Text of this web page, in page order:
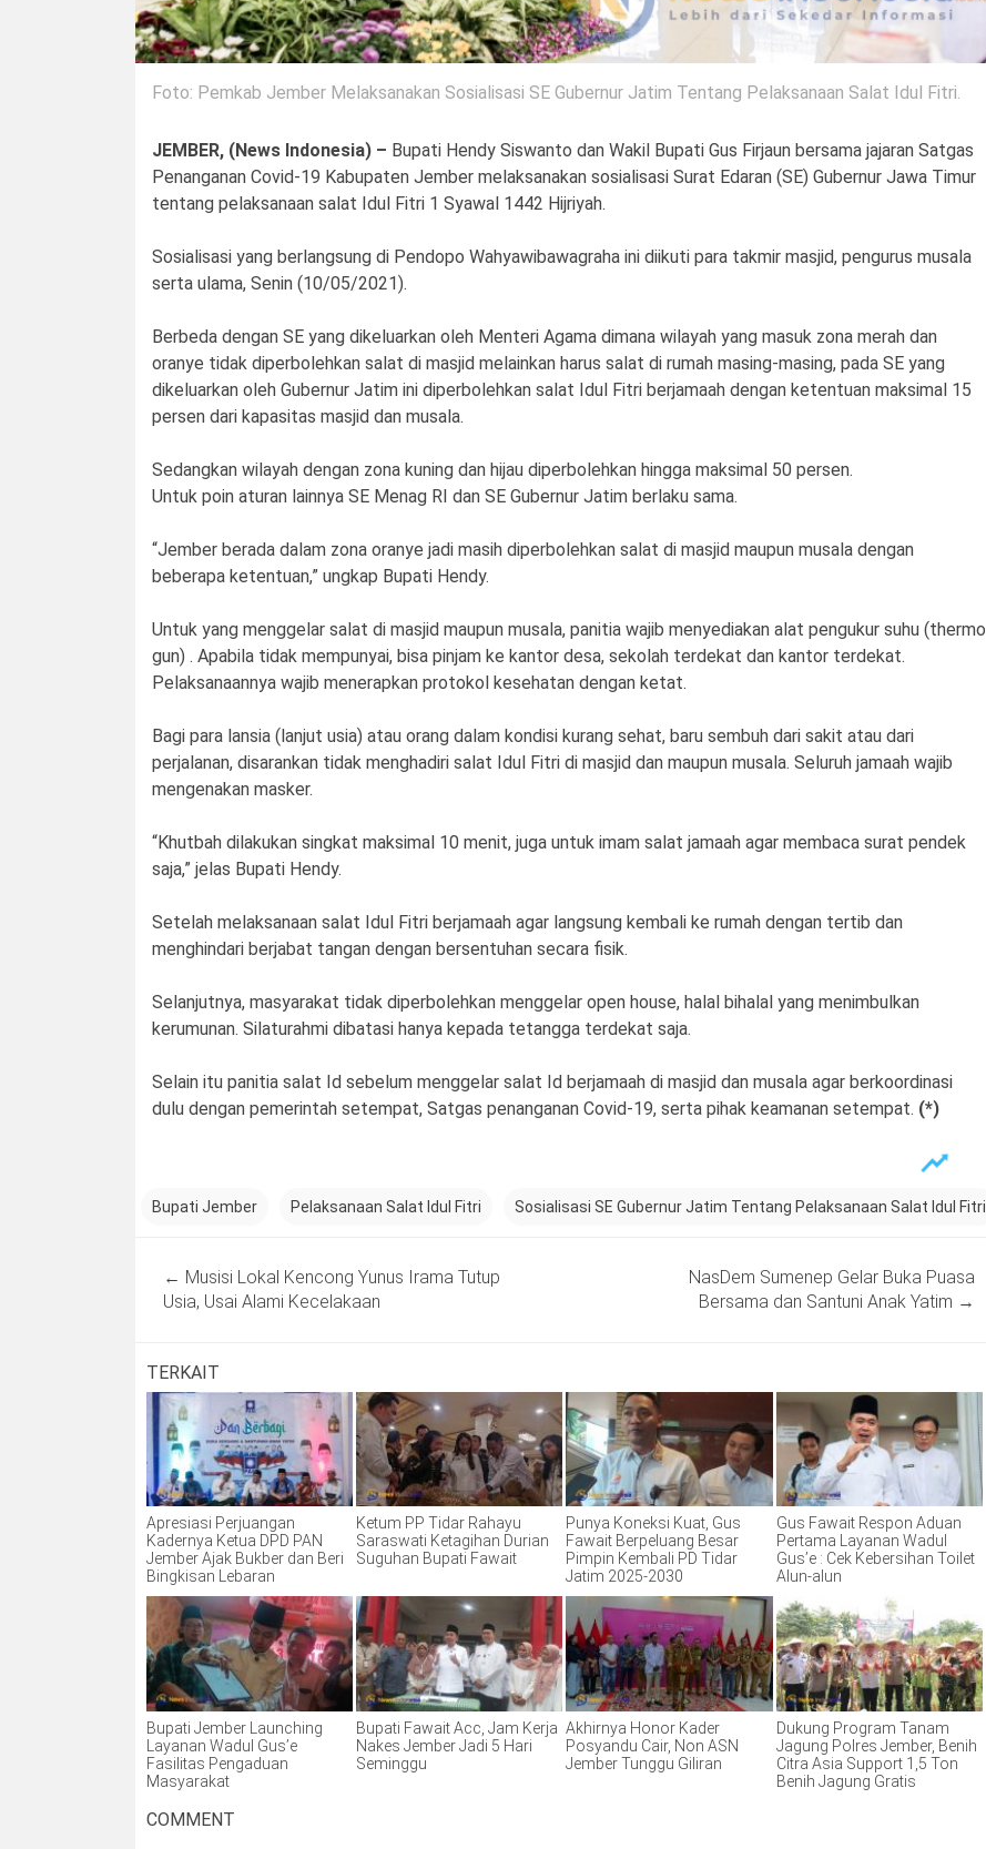
Foto: Pemkab Jember Melaksanakan Sosialisasi SE Gubernur Jatim Tentang Pelaksanaan Salat Idul Fitri.
JEMBER, (News Indonesia) – Bupati Hendy Siswanto dan Wakil Bupati Gus Firjaun bersama jajaran Satgas
Penanganan Covid-19 Kabupaten Jember melaksanakan sosialisasi Surat Edaran (SE) Gubernur Jawa Timur
tentang pelaksanaan salat Idul Fitri 1 Syawal 1442 Hijriyah.
Sosialisasi yang berlangsung di Pendopo Wahyawibawagraha ini diikuti para takmir masjid, pengurus musala
serta ulama, Senin (10/05/2021).
Berbeda dengan SE yang dikeluarkan oleh Menteri Agama dimana wilayah yang masuk zona merah dan
oranye tidak diperbolehkan salat di masjid melainkan harus salat di rumah masing-masing, pada SE yang
dikeluarkan oleh Gubernur Jatim ini diperbolehkan salat Idul Fitri berjamaah dengan ketentuan maksimal 15
persen dari kapasitas masjid dan musala.
Sedangkan wilayah dengan zona kuning dan hijau diperbolehkan hingga maksimal 50 persen.
Untuk poin aturan lainnya SE Menag RI dan SE Gubernur Jatim berlaku sama.
“Jember berada dalam zona oranye jadi masih diperbolehkan salat di masjid maupun musala dengan
beberapa ketentuan,” ungkap Bupati Hendy.
Untuk yang menggelar salat di masjid maupun musala, panitia wajib menyediakan alat pengukur suhu (thermo
gun) . Apabila tidak mempunyai, bisa pinjam ke kantor desa, sekolah terdekat dan kantor terdekat.
Pelaksanaannya wajib menerapkan protokol kesehatan dengan ketat.
Bagi para lansia (lanjut usia) atau orang dalam kondisi kurang sehat, baru sembuh dari sakit atau dari
perjalanan, disarankan tidak menghadiri salat Idul Fitri di masjid dan maupun musala. Seluruh jamaah wajib
mengenakan masker.
“Khutbah dilakukan singkat maksimal 10 menit, juga untuk imam salat jamaah agar membaca surat pendek
saja,” jelas Bupati Hendy.
Setelah melaksanaan salat Idul Fitri berjamaah agar langsung kembali ke rumah dengan tertib dan
menghindari berjabat tangan dengan bersentuhan secara fisik.
Selanjutnya, masyarakat tidak diperbolehkan menggelar open house, halal bihalal yang menimbulkan
kerumunan. Silaturahmi dibatasi hanya kepada tetangga terdekat saja.
Selain itu panitia salat Id sebelum menggelar salat Id berjamaah di masjid dan musala agar berkoordinasi
dulu dengan pemerintah setempat, Satgas penanganan Covid-19, serta pihak keamanan setempat. (*)
Bupati Jember Pelaksanaan Salat Idul Fitri Sosialisasi SE Gubernur Jatim Tentang Pelaksanaan Salat Idul Fitri
navigation
← Musisi Lokal Kencong Yunus Irama Tutup
Usia, Usai Alami Kecelakaan
NasDem Sumenep Gelar Buka Puasa
Bersama dan Santuni Anak Yatim →
TERKAIT
Apresiasi Perjuangan
Kadernya Ketua DPD PAN
Jember Ajak Bukber dan Beri
Bingkisan Lebaran
Ketum PP Tidar Rahayu
Saraswati Ketagihan Durian
Suguhan Bupati Fawait
Punya Koneksi Kuat, Gus
Fawait Berpeluang Besar
Pimpin Kembali PD Tidar
Jatim 2025-2030
Gus Fawait Respon Aduan
Pertama Layanan Wadul
Gus’e : Cek Kebersihan Toilet
Alun-alun
Bupati Jember Launching
Layanan Wadul Gus’e
Fasilitas Pengaduan
Masyarakat
Bupati Fawait Acc, Jam Kerja
Nakes Jember Jadi 5 Hari
Seminggu
Akhirnya Honor Kader
Posyandu Cair, Non ASN
Jember Tunggu Giliran
Dukung Program Tanam
Jagung Polres Jember, Benih
Citra Asia Support 1,5 Ton
Benih Jagung Gratis
COMMENT